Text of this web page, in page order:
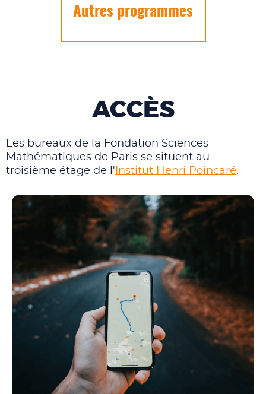
Autres programmes
ACCÈS
Les bureaux de la Fondation Sciences
Mathématiques de Paris se situent au
troisième étage de l' Institut Henri Poincaré.